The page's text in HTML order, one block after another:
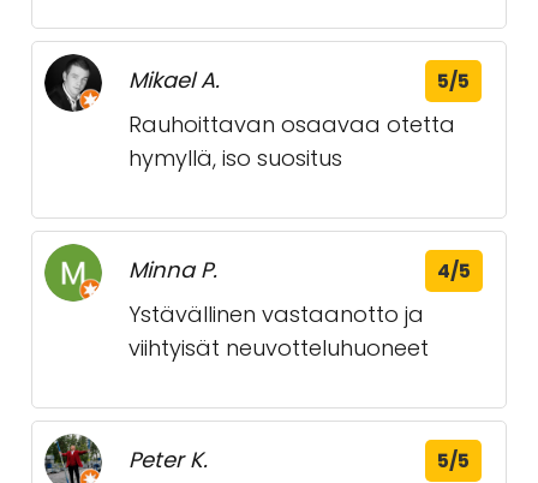
Mikael A. 5/5
Rauhoittavan osaavaa otetta
hymyllä, iso suositus
Minna P. 4/5
Ystävällinen vastaanotto ja
viihtyisät neuvotteluhuoneet
Peter K. 5/5